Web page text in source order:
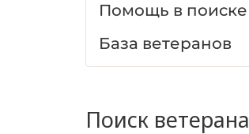
Помощь в поиске
База ветеранов
Поиск ветерана